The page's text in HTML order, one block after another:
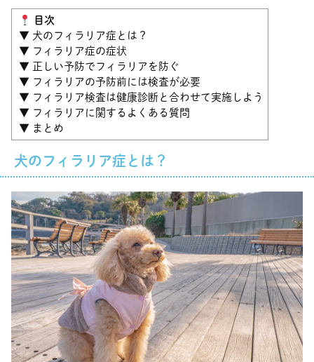
目次
▼ 犬のフィラリア症とは？
▼ フィラリア症の症状
▼ 正しい予防でフィラリアを防ぐ
▼ フィラリアの予防前には検査が必要
▼ フィラリア検査は健康診断と合わせて実施しよう
▼ フィラリアに関するよくある質問
▼ まとめ
犬のフィラリア症とは？